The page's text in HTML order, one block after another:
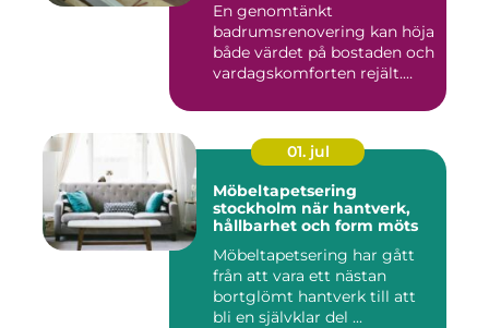
En genomtänkt
badrumsrenovering kan höja
både värdet på bostaden och
vardagskomforten rejält.
01. jul
Möbeltapetsering
stockholm när hantverk,
hållbarhet och form möts
Möbeltapetsering har gått
från att vara ett nästan
bortglömt hantverk till att
bli en självklar del ...